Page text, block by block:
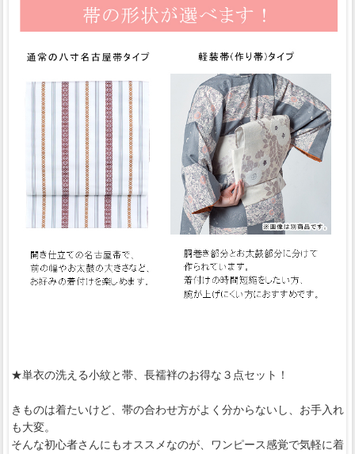
★単衣の洗える小紋と帯、長襦袢のお得な３点セット！
きものは着たいけど、帯の合わせ方がよく分からないし、お手入れ
も大変。
そんな初心者さんにもオススメなのが、ワンピース感覚で気軽に着